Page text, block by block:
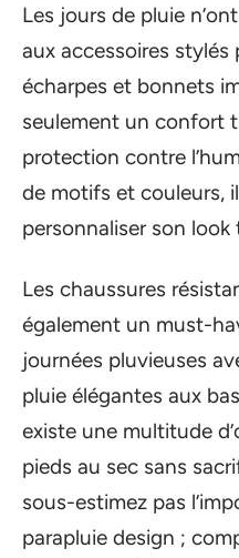
Les jours de pluie
aux accessoires stylés
écharpes et bonnets
seulement un confort
protection contre
de motifs et couleurs,
personnaliser son
Les chaussures
également un must-
journées pluvieuses
pluie élégantes aux
existe une multitude
pieds au sec sans
sous-estimez pas
parapluie design ;